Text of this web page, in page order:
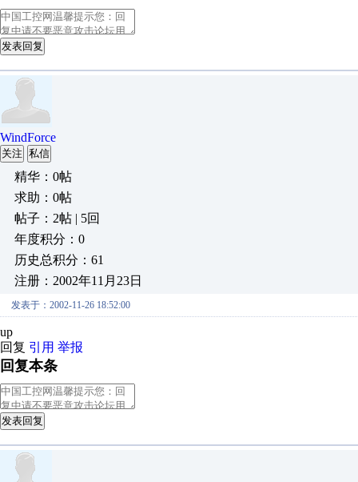
发表回复
WindForce
关注 私信
精华：0帖
求助：0帖
帖子：2帖 | 5回
年度积分：0
历史总积分：61
注册：2002年11月23日
发表于：2002-11-26 18:52:00
up
回复 引用 举报
回复本条
发表回复